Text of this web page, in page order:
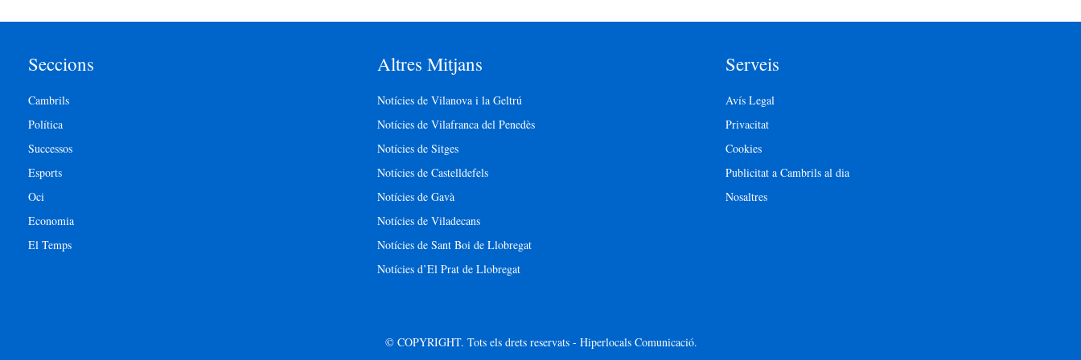
Seccions
Cambrils
Política
Successos
Esports
Oci
Economia
El Temps
Altres Mitjans
Notícies de Vilanova i la Geltrú
Notícies de Vilafranca del Penedès
Notícies de Sitges
Notícies de Castelldefels
Notícies de Gavà
Notícies de Viladecans
Notícies de Sant Boi de Llobregat
Notícies d’El Prat de Llobregat
Serveis
Avís Legal
Privacitat
Cookies
Publicitat a Cambrils al dia
Nosaltres
© COPYRIGHT. Tots els drets reservats - Hiperlocals Comunicació.